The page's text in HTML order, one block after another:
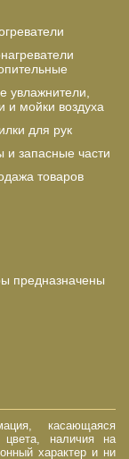
увлажнители,
и мойки воздуха
для рук
и запасные части
товаров
предназначены
касающаяся
цвета, наличия на
характер и ни